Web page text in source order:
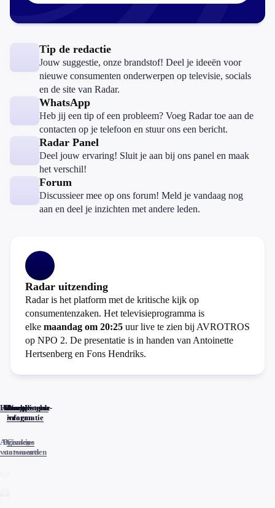
Tip de redactie
Jouw suggestie, onze brandstof! Deel je ideeën voor
nieuwe consumenten onderwerpen op televisie, socials
en de site van Radar.
WhatsApp
Heb jij een tip of een probleem? Voeg Radar toe aan de
contacten op je telefoon en stuur ons een bericht.
Radar Panel
Deel jouw ervaring! Sluit je aan bij ons panel en maak
het verschil!
Forum
Discussieer mee op ons forum! Meld je vandaag nog
aan en deel je inzichten met andere leden.
Radar uitzending
Radar is het platform met de kritische kijk op
consumentenzaken. Het televisieprogramma is
elke maandag om 20:25 uur live te zien bij AVROTROS
op NPO 2. De presentatie is in handen van Antoinette
Hertsenberg en Fons Hendriks.
Home
Actueel
Uitzendingen
Reacties
Programma-
informatie
Veelgestelde
vragen
Algemene
voorwaarden
Privacy
statements
Cookies